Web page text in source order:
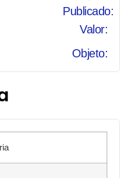
Publicado:
Valor:
Objeto: